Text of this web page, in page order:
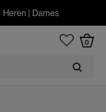
Heren | Dames
0